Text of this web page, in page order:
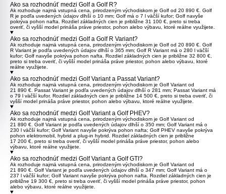
Ako sa rozhodnúť medzi Golf a Golf R?
Ak rozhoduje najmä vstupná cena, prirodzeným východiskom je Golf od 20 890 €. Golf
R je podľa uvedených údajov dlhší o 10 mm; Golf má o 7 l väčší kufor; Golf navyše
pokrýva pohon nafta. Rozdiel základných cien je približne 31 100 €, preto si treba
overiť, či vyšší model prináša práve priestor, pohon alebo výbavu, ktoré reálne využijete.
Ako sa rozhodnúť medzi Golf a Golf R Variant?
Ak rozhoduje najmä vstupná cena, prirodzeným východiskom je Golf od 20 890 €. Golf
R Variant je podľa uvedených údajov dlhší o 365 mm; Golf R Variant má o 280 l väčší
kufor; Golf navyše pokrýva pohon nafta. Rozdiel základných cien je približne 32 800 €,
preto si treba overiť, či vyšší model prináša práve priestor, pohon alebo výbavu, ktoré
reálne využijete.
Ako sa rozhodnúť medzi Golf Variant a Passat Variant?
Ak rozhoduje najmä vstupná cena, prirodzeným východiskom je Golf Variant od
21 890 €. Passat Variant je podľa uvedených údajov dlhší o 281 mm; Passat Variant má
o 79 l väčší kufor. Rozdiel základných cien je približne 14 500 €, preto si treba overiť, či
vyšší model prináša práve priestor, pohon alebo výbavu, ktoré reálne využijete.
Ako sa rozhodnúť medzi Golf Variant a Golf PHEV?
Ak rozhoduje najmä vstupná cena, prirodzeným východiskom je Golf Variant od
21 890 €. Golf Variant je podľa uvedených údajov dlhší o 350 mm; Golf Variant má o
230 l väčší kufor; Golf Variant navyše pokrýva pohon nafta; Golf PHEV navyše pokrýva
pohon elektromobil, hybrid a plug-in hybrid. Rozdiel základných cien je približne
17 200 €, preto si treba overiť, či vyšší model prináša práve priestor, pohon alebo
výbavu, ktoré reálne využijete.
Ako sa rozhodnúť medzi Golf Variant a Golf GTI?
Ak rozhoduje najmä vstupná cena, prirodzeným východiskom je Golf Variant od
21 890 €. Golf Variant je podľa uvedených údajov dlhší o 347 mm; Golf Variant má o
237 l väčší kufor; Golf Variant navyše pokrýva pohon nafta. Rozdiel základných cien je
približne 19 300 €, preto si treba overiť, či vyšší model prináša práve priestor, pohon
alebo výbavu, ktoré reálne využijete.